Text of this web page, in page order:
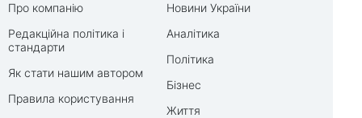
Про компанію
Редакційна політика і
стандарти
Як стати нашим автором
Правила користування
Новини України
Аналітика
Політика
Бізнес
Життя